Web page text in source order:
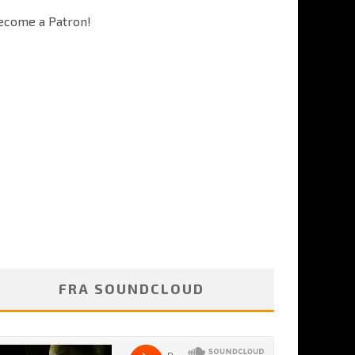
a Patron!
FRA SOUNDCLOUD